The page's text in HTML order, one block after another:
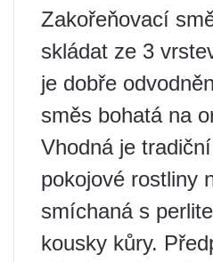
Zakořeňovací
skládat ze 3
je dobře
směs bohatá na
Vhodná je
pokojové rostliny
smíchaná s
kousky kůry.